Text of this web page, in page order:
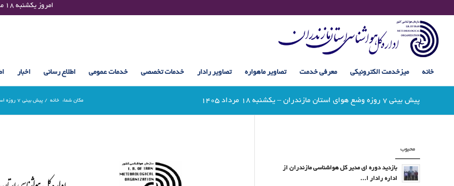
Sunday 09 August 2026 , 12:53 UTC ¤¤¤¤ امروز یکشنبه ۱۸ مرداد ۱۴۰۵ساعت : ۱۲:۵۳
خانه میزخدمت الکترونیکی معرفی خدمت تصاویر ماهواره تصاویر رادار خدمات تخصصی خدمات عمومی اطلاع رسانی اخبار
پیش بینی 7 روزه وضع هوای استان مازندران – یکشنبه 18 مرداد 1405 مکان شما: خانه / پیش بینی 7 روزه استان مازندران
محبوب
بازدید دوره ای مدیر کل هواشناسی مازندران از
اداره رادار ا...